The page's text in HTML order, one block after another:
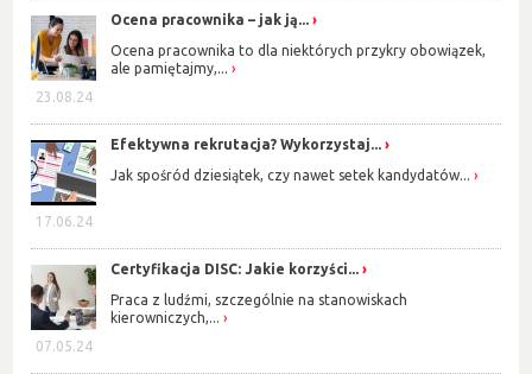
23.08.24
Ocena pracownika – jak ją...
Ocena pracownika to dla niektórych przykry obowiązek,
ale pamiętajmy,...
17.06.24
Efektywna rekrutacja? Wykorzystaj...
Jak spośród dziesiątek, czy nawet setek kandydatów...
07.05.24
Certyfikacja DISC: Jakie korzyści...
Praca z ludźmi, szczególnie na stanowiskach
kierowniczych,...